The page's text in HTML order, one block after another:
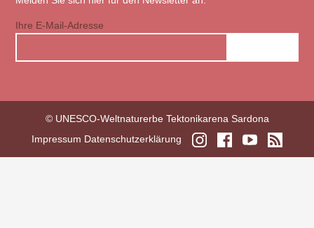
Ihre E-Mail-Adresse
© UNESCO-Weltnaturerbe Tektonikarena Sardona
Impressum Datenschutzerklärung